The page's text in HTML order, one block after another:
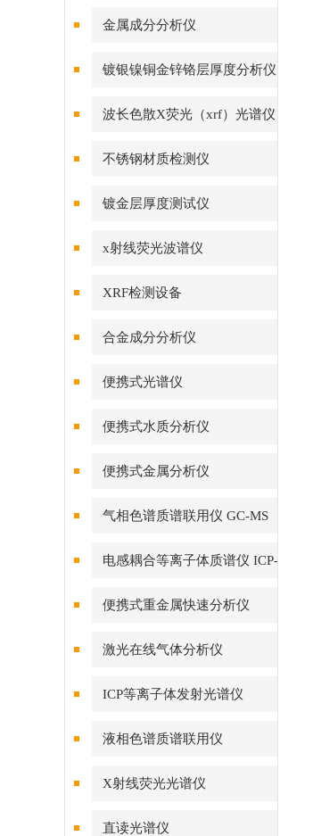
金属成分分析仪
镀银镍铜金锌铬层厚度分析仪
波长色散X荧光（xrf）光谱仪
不锈钢材质检测仪
镀金层厚度测试仪
x射线荧光波谱仪
XRF检测设备
合金成分分析仪
便携式光谱仪
便携式水质分析仪
便携式金属分析仪
气相色谱质谱联用仪 GC-MS
电感耦合等离子体质谱仪 ICP-
MS
便携式重金属快速分析仪
激光在线气体分析仪
ICP等离子体发射光谱仪
液相色谱质谱联用仪
X射线荧光光谱仪
直读光谱仪